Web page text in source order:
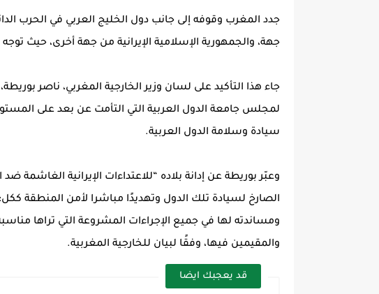
جدد المغرب وقوفه إلى جانب دول الخليج العربي في الحرب
جهة، والجمهورية الإسلامية الإيرانية من جهة أخرى، حيث توجه
جاء هذا التأكيد على لسان وزير الخارجية المغربي، ناصر
لمجلس جامعة الدول العربية التي التأمت عن بعد على
سيادة وسلامة الدول العربية.
وعبّر بوريطة عن إدانة بلاده “للاعتداءات الإيرانية الغاشمة
الصارخ لسيادة تلك الدول وتهديدًا مباشرا لأمن المنطقة
ومساندته لها في جميع الإجراءات المشروعة التي تراها
والمقيمين فيها، وفقًا لبيان للخارجية المغربية.
قد يعجبك ايضا